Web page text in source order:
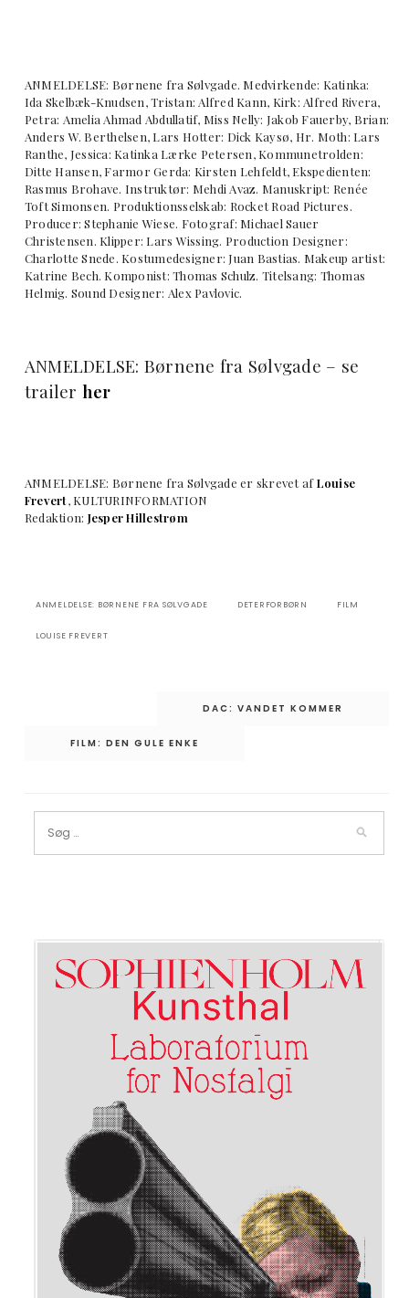
ANMELDELSE: Børnene fra Sølvgade. Medvirkende: Katinka:
Ida Skelbæk-Knudsen, Tristan: Alfred Kann, Kirk: Alfred Rivera,
Petra: Amelia Ahmad Abdullatif, Miss Nelly: Jakob Fauerby, Brian:
Anders W. Berthelsen, Lars Hotter: Dick Kaysø, Hr. Moth: Lars
Ranthe, Jessica: Katinka Lærke Petersen, Kommunetrolden:
Ditte Hansen, Farmor Gerda: Kirsten Lehfeldt, Ekspedienten:
Rasmus Brohave. Instruktør: Mehdi Avaz. Manuskript: Renée
Toft Simonsen. Produktionsselskab: Rocket Road Pictures.
Producer: Stephanie Wiese. Fotograf: Michael Sauer
Christensen. Klipper: Lars Wissing. Production Designer:
Charlotte Snede. Kostumedesigner: Juan Bastias. Makeup artist:
Katrine Bech. Komponist: Thomas Schulz. Titelsang: Thomas
Helmig. Sound Designer: Alex Pavlovic.
ANMELDELSE: Børnene fra Sølvgade – se
trailer her
ANMELDELSE: Børnene fra Sølvgade er skrevet afLouise
Frevert, KULTURINFORMATION
Redaktion: Jesper Hillestrøm
ANMELDELSE: BØRNENE FRA SØLVGADE DETERFORBØRN FILM
LOUISE FREVERT
DAC: VANDET KOMMER
FILM: DEN GULE ENKE